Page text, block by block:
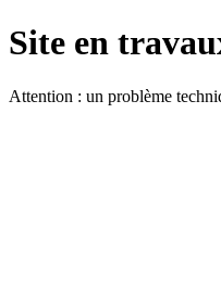
Site en
Attention : un problème